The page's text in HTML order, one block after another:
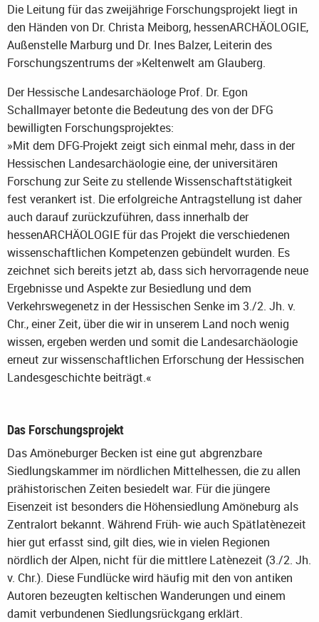
Die Leitung für das zweijährige Forschungsprojekt liegt in
den Händen von Dr. Christa Meiborg, hessenARCHÄOLOGIE,
Außenstelle Marburg und Dr. Ines Balzer, Leiterin des
Forschungszentrums der »Keltenwelt am Glauberg.
Der Hessische Landesarchäologe Prof. Dr. Egon
Schallmayer betonte die Bedeutung des von der DFG
bewilligten Forschungsprojektes:
»Mit dem DFG-Projekt zeigt sich einmal mehr, dass in der
Hessischen Landesarchäologie eine, der universitären
Forschung zur Seite zu stellende Wissenschaftstätigkeit
fest verankert ist. Die erfolgreiche Antragstellung ist daher
auch darauf zurückzuführen, dass innerhalb der
hessenARCHÄOLOGIE für das Projekt die verschiedenen
wissenschaftlichen Kompetenzen gebündelt wurden. Es
zeichnet sich bereits jetzt ab, dass sich hervorragende neue
Ergebnisse und Aspekte zur Besiedlung und dem
Verkehrswegenetz in der Hessischen Senke im 3./2. Jh. v.
Chr., einer Zeit, über die wir in unserem Land noch wenig
wissen, ergeben werden und somit die Landesarchäologie
erneut zur wissenschaftlichen Erforschung der Hessischen
Landesgeschichte beiträgt.«
Das Forschungsprojekt
Das Amöneburger Becken ist eine gut abgrenzbare
Siedlungskammer im nördlichen Mittelhessen, die zu allen
prähistorischen Zeiten besiedelt war. Für die jüngere
Eisenzeit ist besonders die Höhensiedlung Amöneburg als
Zentralort bekannt. Während Früh- wie auch Spätlatènezeit
hier gut erfasst sind, gilt dies, wie in vielen Regionen
nördlich der Alpen, nicht für die mittlere Latènezeit (3./2. Jh.
v. Chr.). Diese Fundlücke wird häufig mit den von antiken
Autoren bezeugten keltischen Wanderungen und einem
damit verbundenen Siedlungsrückgang erklärt.